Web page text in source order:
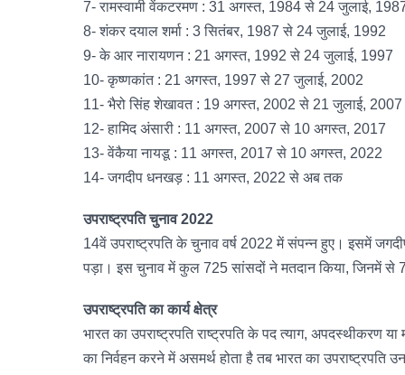
7- रामस्वामी वेंकटरमण : 31 अगस्त, 1984 से 24 जुलाई,
8- शंकर दयाल शर्मा : 3 सितंबर, 1987 से 24 जुलाई, 1992
9- के आर नारायणन : 21 अगस्त, 1992 से 24 जुलाई, 1997
10- कृष्णकांत : 21 अगस्त, 1997 से 27 जुलाई, 2002
11- भैरो सिंह शेखावत : 19 अगस्त, 2002 से 21 जुलाई, 2007
12- हामिद अंसारी : 11 अगस्त, 2007 से 10 अगस्त, 2017
13- वेंकैया नायडू : 11 अगस्त, 2017 से 10 अगस्त, 2022
14- जगदीप धनखड़ : 11 अगस्त, 2022 से अब तक
उपराष्ट्रपति चुनाव 2022
14वें उपराष्ट्रपति के चुनाव वर्ष 2022 में संपन्न हुए। इसमें
पड़ा। इस चुनाव में कुल 725 सांसदों ने मतदान किया, जिनमें से
उपराष्ट्रपति का कार्य क्षेत्र
भारत का उपराष्ट्रपति राष्ट्रपति के पद त्याग, अपदस्थीकरण
का निर्वहन करने में असमर्थ होता है तब भारत का उपराष्ट्रपति